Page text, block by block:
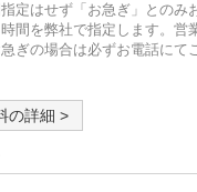
定はせず「お急ぎ」とのみ
間を弊社で指定します。営
ぎの場合は必ずお電話にて
の詳細 >